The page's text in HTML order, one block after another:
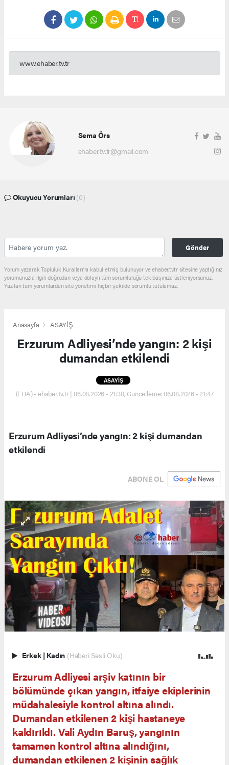
www.ehaber.tv.tr
Sema Örs
ehaber.tv.tr@gmail.com
Okuyucu Yorumları (0)
Gönder
Yorum yazarak Topluluk Kuralları’nı kabul etmiş bulunuyor ve ehaber.tv.tr sitesine yaptığınız
yorumunuzla ilgili doğrudan veya dolaylı tüm sorumluluğu tek başınıza üstleniyorsunuz.
Yazılan tüm yorumlardan site yönetimi hiçbir şekilde sorumlu tutulamaz.
Anasayfa ASAYİŞ
Erzurum Adliyesi’nde yangın: 2 kişi
dumandan etkilendi
ASAYİŞ
(EHA) - ehaber.tv.tr | 06.08.2026 - 21:30, Güncelleme: 06.08.2026 - 21:47
Erzurum Adliyesi’nde yangın: 2 kişi dumandan
etkilendi
ABONE OL
Erkek | Kadın (Haberi Sesli Oku)
Erzurum Adliyesi arşiv katının bir
bölümünde çıkan yangın, itfaiye ekiplerinin
müdahalesiyle kontrol altına alındı.
Dumandan etkilenen 2 kişi hastaneye
kaldırıldı. Vali Aydın Baruş, yangının
tamamen kontrol altına alındığını,
dumandan etkilenen 2 kişinin sağlık